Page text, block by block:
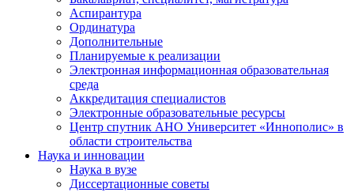
Аспирантура
Ординатура
Дополнительные
Планируемые к реализации
Электронная информационная образовательная
среда
Аккредитация специалистов
Электронные образовательные ресурсы
Центр спутник АНО Университет «Иннополис» в
области строительства
Наука и инновации
Наука в вузе
Диссертационные советы